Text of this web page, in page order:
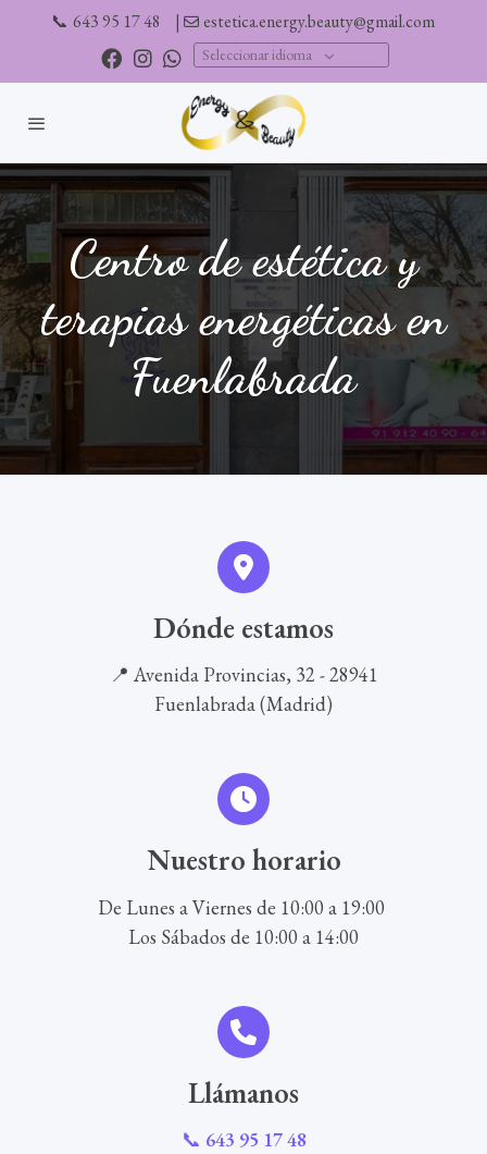
📞 643 95 17 48 | estetica.energy.beauty@gmail.com
Seleccionar idioma
Centro de estética y
terapias energéticas en
Fuenlabrada
Dónde estamos
📍 Avenida Provincias, 32 - 28941
Fuenlabrada (Madrid)
Nuestro horario
De Lunes a Viernes de 10:00 a 19:00
Los Sábados de 10:00 a 14:00
Llámanos
📞 643 95 17 48